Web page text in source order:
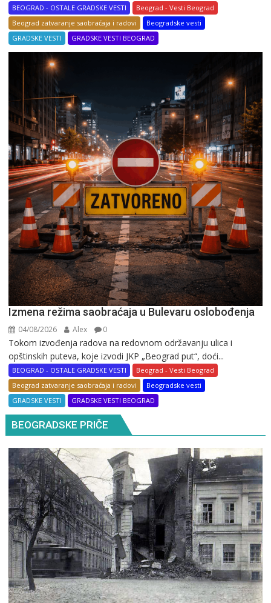
BEOGRAD - OSTALE GRADSKE VESTI
Beograd - Vesti Beograd
Beograd zatvaranje saobraćaja i radovi
Beogradske vesti
GRADSKE VESTI
GRADSKE VESTI BEOGRAD
Izmena režima saobraćaja u Bulevaru oslobođenja
04/08/2026 Alex 0
Tokom izvođenja radova na redovnom održavanju ulica i
opštinskih puteva, koje izvodi JKP „Beograd put“, doći...
BEOGRAD - OSTALE GRADSKE VESTI
Beograd - Vesti Beograd
Beograd zatvaranje saobraćaja i radovi
Beogradske vesti
GRADSKE VESTI
GRADSKE VESTI BEOGRAD
BEOGRADSKE PRIČE